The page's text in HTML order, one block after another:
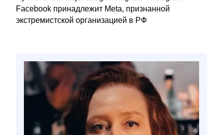
Facebook принадлежит Meta, признанной
экстремистской организацией в РФ